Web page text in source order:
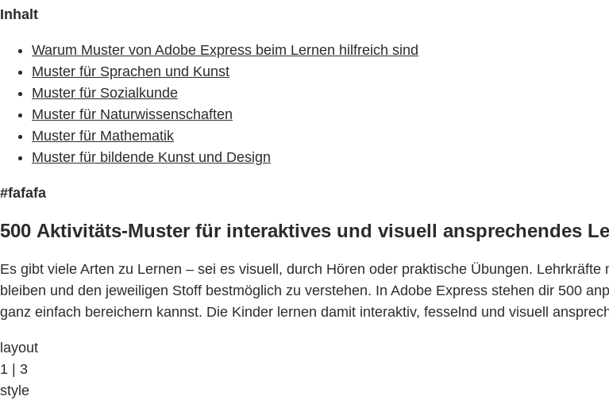
Inhalt
Warum Muster von Adobe Express beim Lernen hilfreich sind
Muster für Sprachen und Kunst
Muster für Sozialkunde
Muster für Naturwissenschaften
Muster für Mathematik
Muster für bildende Kunst und Design
#fafafa
500 Aktivitäts-Muster für interaktives und visuell ansprechendes
Es gibt viele Arten zu Lernen – sei es visuell, durch Hören oder praktische Übungen.
bleiben und den jeweiligen Stoff bestmöglich zu verstehen. In Adobe Express stehen dir 500
ganz einfach bereichern kannst. Die Kinder lernen damit interaktiv, fesselnd und visuell
layout
1 | 3
style